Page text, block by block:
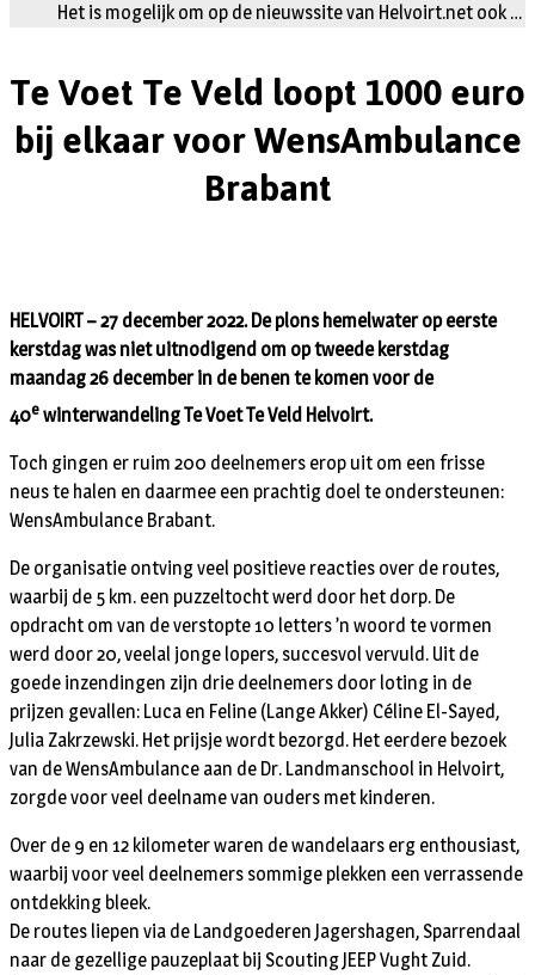
Het is mogelijk om op de nieuwssite van Helvoirt.net ook …
Te Voet Te Veld loopt 1000 euro
bij elkaar voor WensAmbulance
Brabant
HELVOIRT – 27 december 2022. De plons hemelwater op eerste
kerstdag was niet uitnodigend om op tweede kerstdag
maandag 26 december in de benen te komen voor de
40ewinterwandeling Te Voet Te Veld Helvoirt.
Toch gingen er ruim 200 deelnemers erop uit om een frisse
neus te halen en daarmee een prachtig doel te ondersteunen:
WensAmbulance Brabant.
De organisatie ontving veel positieve reacties over de routes,
waarbij de 5 km. een puzzeltocht werd door het dorp. De
opdracht om van de verstopte 10 letters ’n woord te vormen
werd door 20, veelal jonge lopers, succesvol vervuld. Uit de
goede inzendingen zijn drie deelnemers door loting in de
prijzen gevallen: Luca en Feline (Lange Akker) Céline El-Sayed,
Julia Zakrzewski. Het prijsje wordt bezorgd. Het eerdere bezoek
van de WensAmbulance aan de Dr. Landmanschool in Helvoirt,
zorgde voor veel deelname van ouders met kinderen.
Over de 9 en 12 kilometer waren de wandelaars erg enthousiast,
waarbij voor veel deelnemers sommige plekken een verrassende
ontdekking bleek.
De routes liepen via de Landgoederen Jagershagen, Sparrendaal
naar de gezellige pauzeplaat bij Scouting JEEP Vught Zuid.